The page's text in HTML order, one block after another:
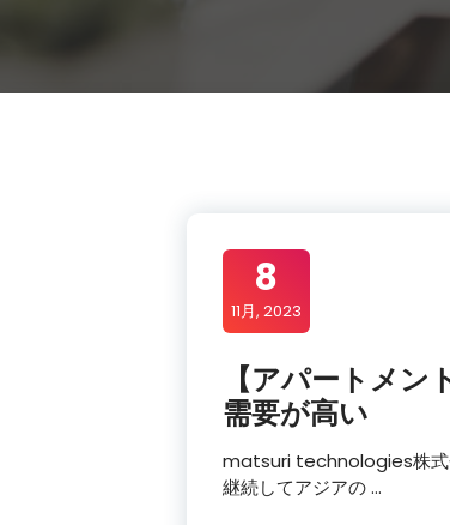
8
11月, 2023
【アパートメン
需要が高い
matsuri technologies株式
継続してアジアの …